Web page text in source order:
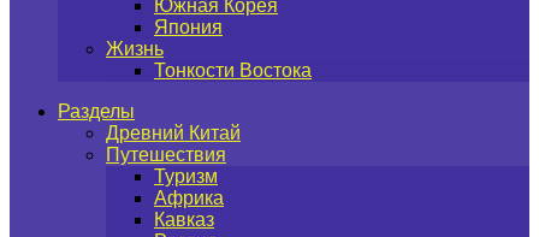
Южная Корея
Япония
Жизнь
Тонкости Востока
Разделы
Древний Китай
Путешествия
Туризм
Африка
Кавказ